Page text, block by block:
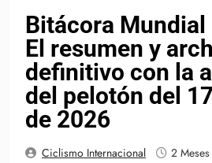
Bitácora Mundial
El resumen y
definitivo con la
del pelotón del
de 2026
Ciclismo Internacional 2